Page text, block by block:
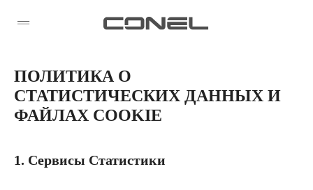
ПОЛИТИКА О
СТАТИСТИЧЕСКИХ ДАННЫХ И
ФАЙЛАХ COOKIE
1. Сервисы Статистики